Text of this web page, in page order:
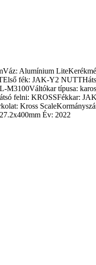
Alumínium
fék: JAK-Y2
M3100Váltókar típusa:
felni: KROSSFékkar:
Kross
Év: 2022